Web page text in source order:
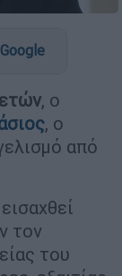
, ο
, ο
από
τον
του